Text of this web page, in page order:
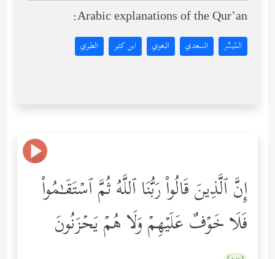
Arabic explanations of the Qur’an:
المُيسَّر السعدي البغوي ابن كثير الطبري
إِنَّ ٱلَّذِینَ قَالُواْ رَبُّنَا ٱللَّهُ ثُمَّ ٱسۡتَقَـٰمُواْ
فَلَا خَوۡفٌ عَلَیۡهِمۡ وَلَا هُمۡ یَحۡزَنُونَ